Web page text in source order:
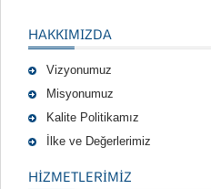
HAKKIMIZDA
Vizyonumuz
Misyonumuz
Kalite Politikamız
İlke ve Değerlerimiz
HIZMETLERIMIZ